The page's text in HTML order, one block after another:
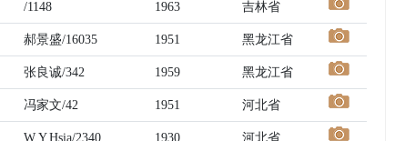
/1148 1963 吉林省
郝景盛/16035 1951 黑龙江省
张良诚/342 1959 黑龙江省
冯家文/42 1951 河北省
W.Y.Hsia/2340 1930 河北省